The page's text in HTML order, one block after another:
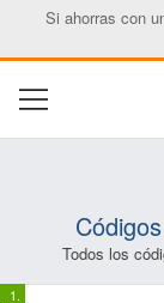
Si ahorras con
Todos los